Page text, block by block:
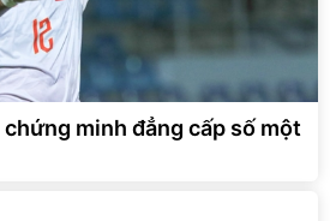
minh đẳng cấp số một